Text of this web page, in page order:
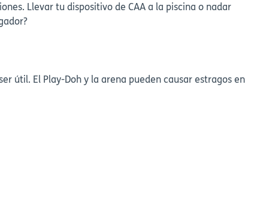
Llevar tu dispositivo de CAA a la piscina o nadar
útil. El Play-Doh y la arena pueden causar estragos en